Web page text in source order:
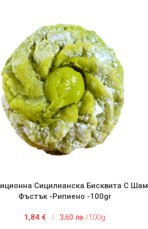
В КОЛИЧКАТАСицилианска Бисквита С Шам
Фъстък -рипиено -100gr
1,84€ / 3,60 лв /100g